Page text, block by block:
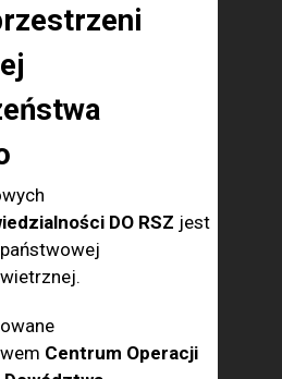
DO RSZ jest
Centrum Operacji